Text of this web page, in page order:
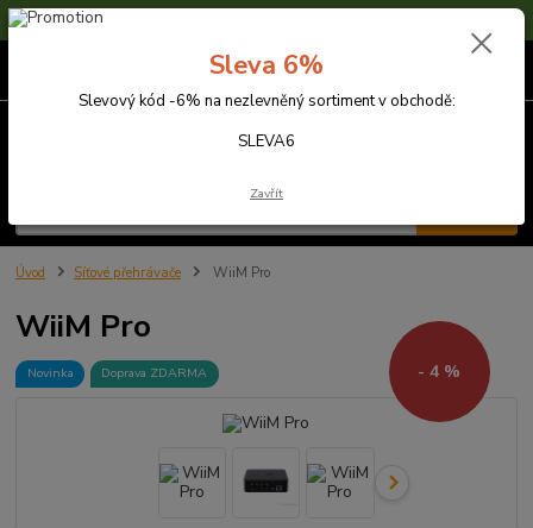
Sleva 6% na nezlevněné zboží s kódem SLEVA6
Úvod Síťové přehrávače WiiM Pro
WiiM Pro
Novinka Doprava ZDARMA - 4 %
Sleva 6%
Slevový kód -6% na nezlevněný sortiment v obchodě:
SLEVA6
Zavřít